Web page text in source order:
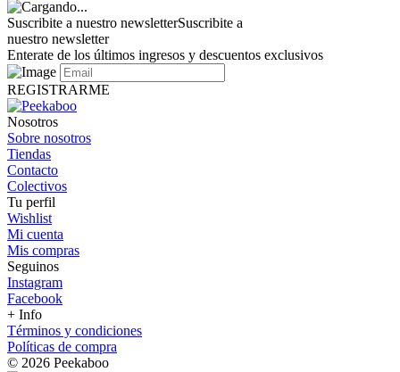
Suscribite a nuestro newsletterSuscribite a
nuestro newsletter
Enterate de los últimos ingresos y descuentos exclusivos
REGISTRARME
Nosotros
Sobre nosotros
Tiendas
Contacto
Colectivos
Tu perfil
Wishlist
Mi cuenta
Mis compras
Seguinos
Instagram
Facebook
+ Info
Términos y condiciones
Políticas de compra
© 2026 Peekaboo